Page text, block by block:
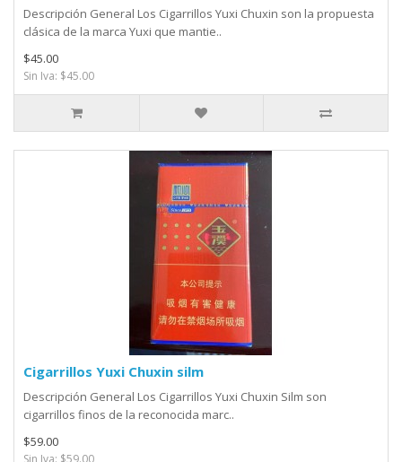
Descripción General Los Cigarrillos Yuxi Chuxin son la propuesta
clásica de la marca Yuxi que mantie..
$45.00
Sin Iva: $45.00
Cigarrillos Yuxi Chuxin silm
Descripción General Los Cigarrillos Yuxi Chuxin Silm son
cigarrillos finos de la reconocida marc..
$59.00